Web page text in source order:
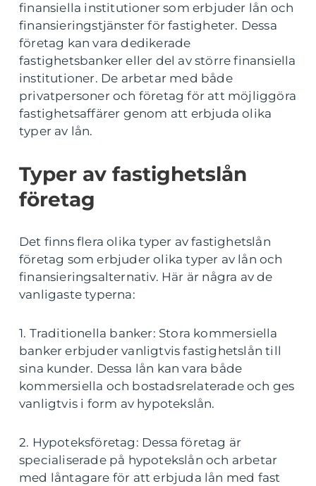
finansiella institutioner som erbjuder lån och
finansieringstjänster för fastigheter. Dessa
företag kan vara dedikerade
fastighetsbanker eller del av större finansiella
institutioner. De arbetar med både
privatpersoner och företag för att möjliggöra
fastighetsaffärer genom att erbjuda olika
typer av lån.
Typer av fastighetslån
företag
Det finns flera olika typer av fastighetslån
företag som erbjuder olika typer av lån och
finansieringsalternativ. Här är några av de
vanligaste typerna:
1. Traditionella banker: Stora kommersiella
banker erbjuder vanligtvis fastighetslån till
sina kunder. Dessa lån kan vara både
kommersiella och bostadsrelaterade och ges
vanligtvis i form av hypotekslån.
2. Hypoteksföretag: Dessa företag är
specialiserade på hypotekslån och arbetar
med låntagare för att erbjuda lån med fast